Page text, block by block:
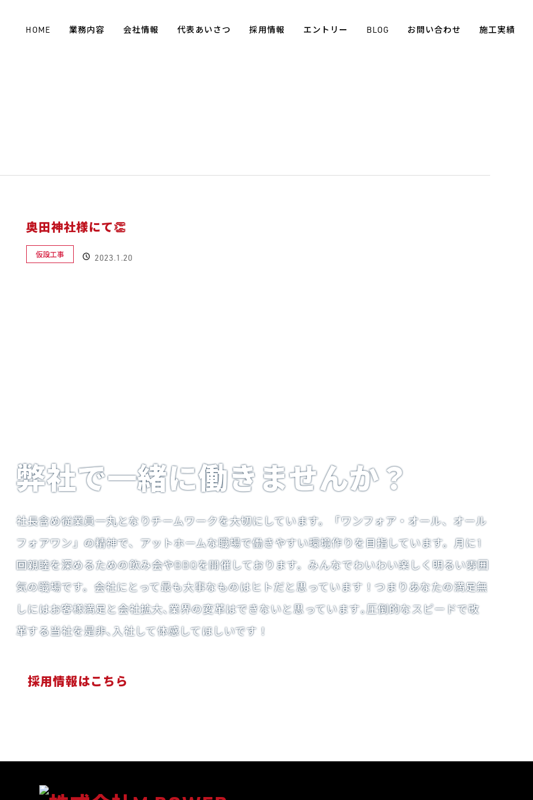
HOME 業務内容 会社情報 代表あいさつ 採用情報 エントリー BLOG お問い合わせ 施工実績
奥田神社様にて👏
仮設工事 2023.1.20
弊社で一緒に働きませんか？
社長含め従業員一丸となりチームワークを大切にしています。「ワンフォア・オール、オール
フォアワン」の精神で、アットホームな職場で働きやすい環境作りを目指しています。月に1
回親睦を深めるための飲み会やBBQを開催しております。みんなでわいわい楽しく明るい雰囲
気の職場です。会社にとって最も大事なものはヒトだと思っています！つまりあなたの満足無
しにはお客様満足と会社拡大､業界の変革はできないと思っています｡圧倒的なスピードで改
革する当社を是非､入社して体感してほしいです！
採用情報はこちら